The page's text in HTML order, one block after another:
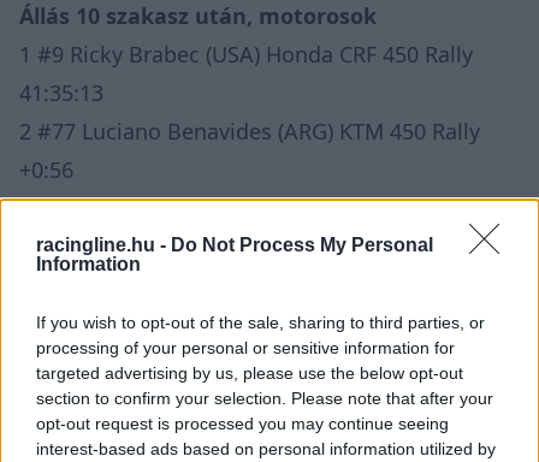
racingline.hu - Do Not Process My Personal
Information
If you wish to opt-out of the sale, sharing to third parties, or
processing of your personal or sensitive information for
targeted advertising by us, please use the below opt-out
section to confirm your selection. Please note that after your
opt-out request is processed you may continue seeing
interest-based ads based on personal information utilized by
Állás 10 szakasz után, motorosok
1 #9 Ricky Brabec (USA) Honda CRF 450 Rally
41:35:13
2 #77 Luciano Benavides (ARG) KTM 450 Rally
+0:56
3 #68 Tosha Schareina (SPA) Honda CRF 450 Rally
+15:43
5 #10 Skyler Howes (USA) Honda CRF 450 Rally
+38:53
6 #42 Adrien Van Beveren (FRA) Honda CRF 450
Rally +58:25